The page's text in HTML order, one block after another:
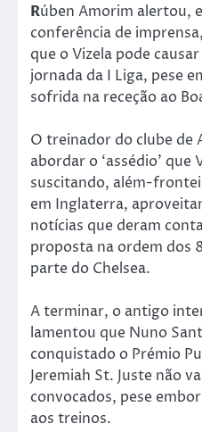
Rúben Amorim alertou,
conferência de
que o Vizela pode
jornada da I Liga, pese
sofrida na receção ao
O treinador do clube de
abordar o ‘assédio’ que
suscitando, além-
em Inglaterra,
notícias que deram
proposta na ordem dos
parte do Chelsea.
A terminar, o antigo
lamentou que Nuno
conquistado o Prémio
Jeremiah St. Juste não
convocados, pese
aos treinos.